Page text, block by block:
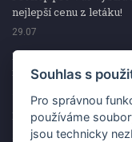
nejlepší cenu z letáku!
29.07
Prokop pro Vás vybírá
nejlepší cenu z letáku!
Kup špekáčky od
29.07
Souhlas s
Pro správnou
používáme
jsou technicky